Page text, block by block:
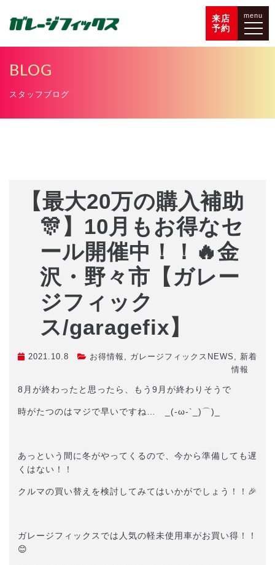
来店
予約
menu
BLOG
スタッフブログ
【最大20万の購入補助
🎊】10月もお得なセ
ール開催中！！🔥金
沢・野々市【ガレー
ジフィック
ス/garagefix】
2021.10.8 お得情報 , ガレージフィックスNEWS , 新着
情報
8月が終わったと思ったら、もう9月が終わりそうで
時がたつのはマジで早いですね… _(-ω-`_)⌒)_
あっという間に冬がやってくるので、今から準備しても遅
くはない！！
クルマの買い替えを検討してみてはいかがでしょう！！🎉
ガレージフィックスでは人気の軽未使用車がお買い得！！
😊